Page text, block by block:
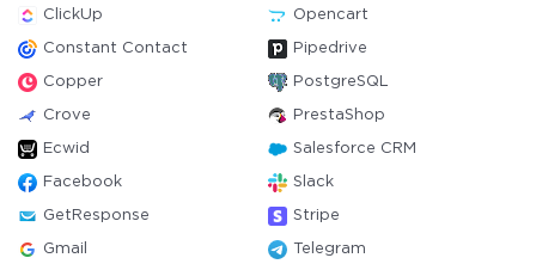
ClickUp Opencart
Constant Contact Pipedrive
Copper PostgreSQL
Crove PrestaShop
Ecwid Salesforce CRM
Facebook Slack
GetResponse Stripe
Gmail Telegram